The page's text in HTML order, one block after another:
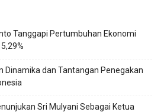
Tanggapi Pertumbuhan Ekonomi
Dinamika dan Tantangan Penegakan
Sri Mulyani Sebagai Ketua